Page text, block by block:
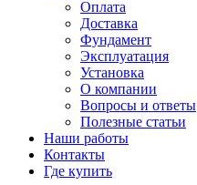
Оплата
Доставка
Фундамент
Эксплуатация
Установка
О компании
Вопросы и ответы
Полезные статьи
Наши работы
Контакты
Где купить